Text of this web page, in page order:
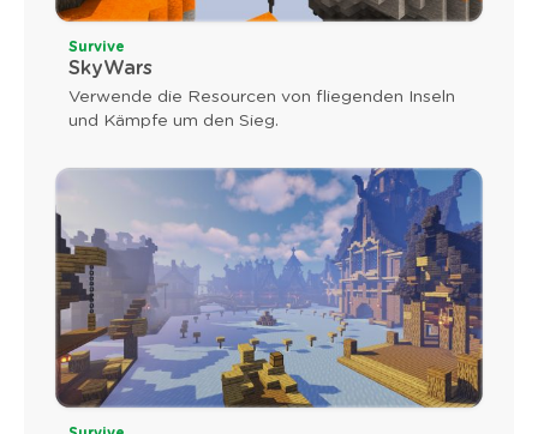
Survive
SkyWars
Verwende die Resourcen von fliegenden Inseln
und Kämpfe um den Sieg.